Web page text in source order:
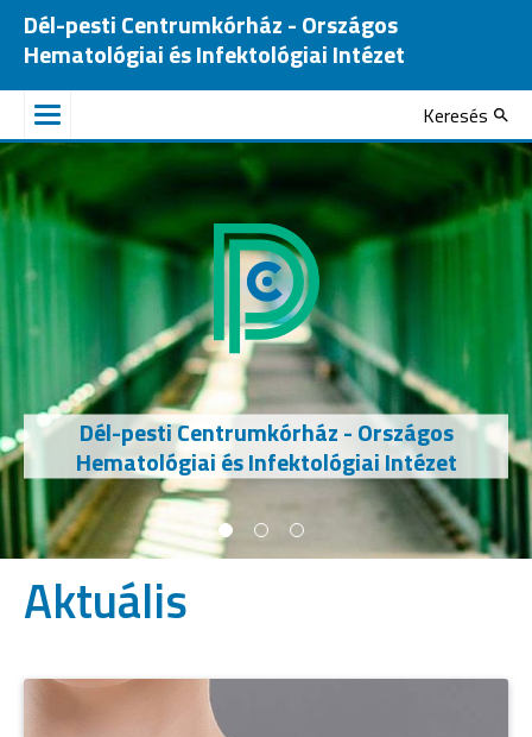
Dél-pesti Centrumkórház - Országos
Hematológiai és Infektológiai Intézet
Keresés
Dél-pesti Centrumkórház - Országos
Hematológiai és Infektológiai Intézet
Aktuális